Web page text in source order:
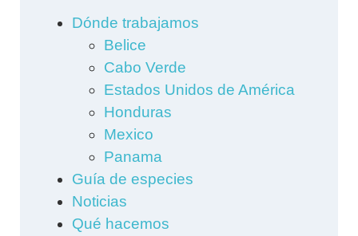
Dónde trabajamos
Belice
Cabo Verde
Estados Unidos de América
Honduras
Mexico
Panama
Guía de especies
Noticias
Qué hacemos